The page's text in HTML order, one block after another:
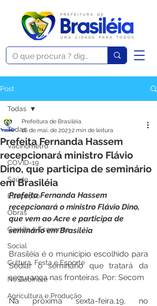
Post
Todas
Vacinômetro
COVID-19
Saúde
Educação
Obras
Gestão e Economia
Social
Cultura, Festa e Esporte
No Gabinete
Agricultura e Produção
Todas
Prefeita Fernanda Hassem
recepcionará ministro Flávio
Dino, que participa de seminário
em Brasiléia
Prefeitura de Brasiléia
16 de mai. de 20232 min de leitura
Prefeita Fernanda Hassem
recepcionará o ministro Flávio Dino,
que vem ao Acre e participa de
seminário em Brasiléia
Brasiléia é o município escolhido para
Sediar o seminário que tratará da
segurança nas fronteiras. Por: Secom
Na próxima sexta-feira,19, no